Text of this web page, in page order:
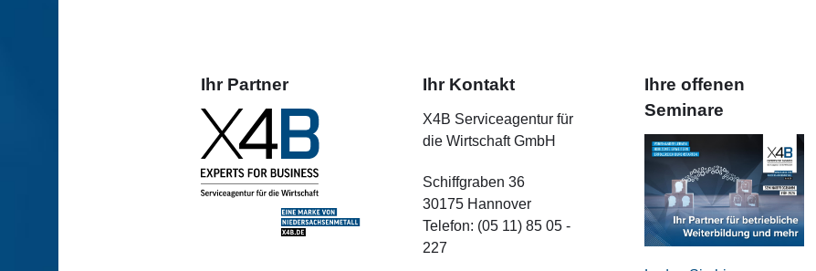
Ihr Partner Ihr Kontakt
X4B Serviceagentur für
die Wirtschaft GmbH
Schiffgraben 36
30175 Hannover
Telefon: (05 11) 85 05 -
227
Ihre offenen
Seminare